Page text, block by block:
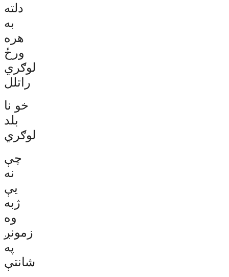
دلته
به
هره
ورځ
لوګري
راتلل
خو نا
بلد
لوګري
چې
نه
يې
ژبه
وه
زمونږ
په
شانتې